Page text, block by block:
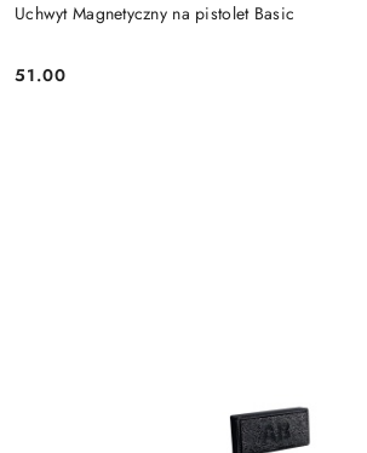
Uchwyt Magnetyczny na pistolet Basic
Cena:
51.00